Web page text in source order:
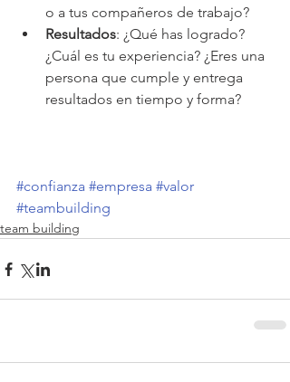
o a tus compañeros de trabajo?
Resultados: ¿Qué has logrado?
¿Cuál es tu experiencia? ¿Eres una
persona que cumple y entrega
resultados en tiempo y forma?
#confianza #empresa #valor
#teambuilding
team building